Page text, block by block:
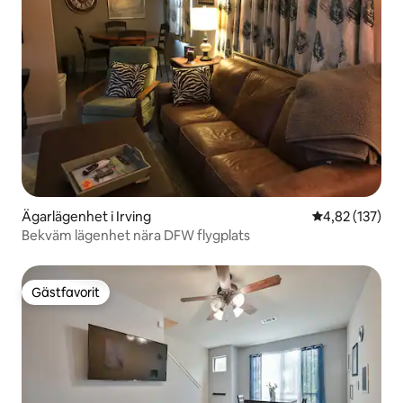
Ägarlägenhet i Irving 4,82 av 5 i
4,82 (137)
Bekväm lägenhet nära DFW flygplats
Gästfavorit
Gästfavorit